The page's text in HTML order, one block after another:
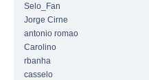
Selo_Fan
Jorge Cirne
antonio romao
Carolino
rbanha
casselo